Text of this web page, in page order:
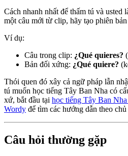
Cách nhanh nhất để thấm tú và usted
một câu mới từ clip, hãy tạo phiên
Ví dụ:
Câu trong clip: ¿Qué quieres?
Bản đối xứng: ¿Qué quiere?
Thói quen đó xây cả ngữ pháp lẫn
tú muốn học tiếng Tây Ban Nha có
xứ, bắt đầu tại học tiếng Tây Ban
Wordy để tìm các hướng dẫn theo chủ
Câu hỏi thường gặp